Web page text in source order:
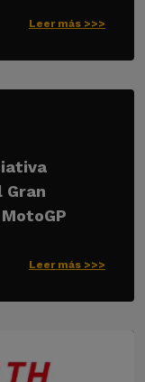
Leer más >>>
Gran
Leer más >>>